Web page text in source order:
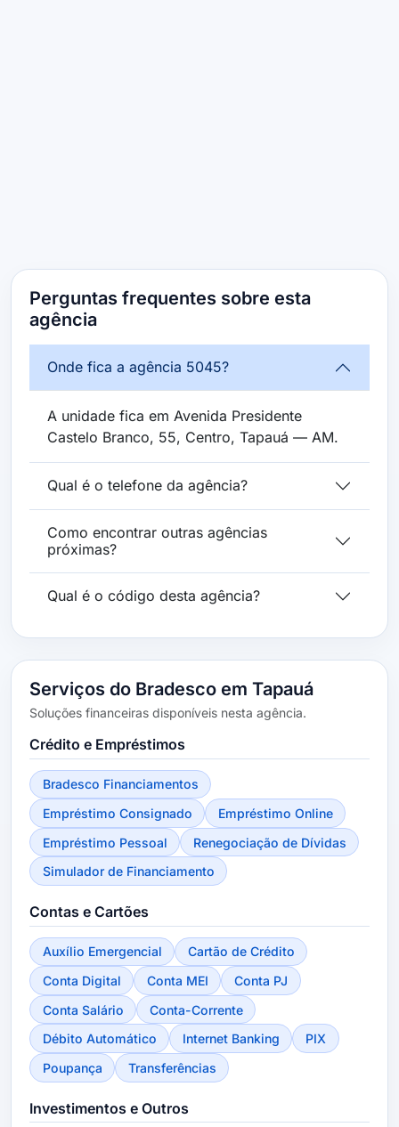
Perguntas frequentes sobre esta
agência
Onde fica a agência 5045?
A unidade fica em Avenida Presidente
Castelo Branco, 55, Centro, Tapauá — AM.
Qual é o telefone da agência?
Como encontrar outras agências
próximas?
Qual é o código desta agência?
Serviços do Bradesco em Tapauá
Soluções financeiras disponíveis nesta agência.
Crédito e Empréstimos
Bradesco Financiamentos
Empréstimo Consignado
Empréstimo Online
Empréstimo Pessoal
Renegociação de Dívidas
Simulador de Financiamento
Contas e Cartões
Auxílio Emergencial
Cartão de Crédito
Conta Digital
Conta MEI
Conta PJ
Conta Salário
Conta-Corrente
Débito Automático
Internet Banking
PIX
Poupança
Transferências
Investimentos e Outros